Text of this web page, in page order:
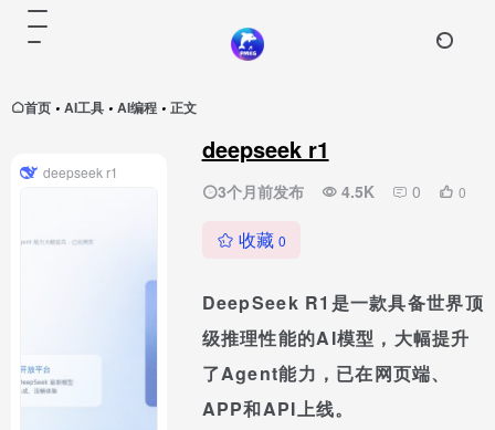
首页 • AI工具 • AI编程 • 正文
deepseek r1
3个月前发布 4.5K 0 0
收藏 0
DeepSeek R1是一款具备世界顶
级推理性能的AI模型，大幅提升
了Agent能力，已在网页端、
APP和API上线。
deepseek r1